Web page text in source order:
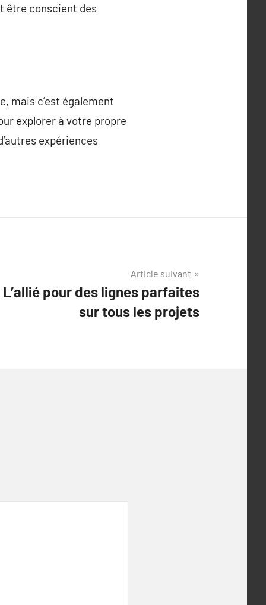
être conscient des
mais c’est également
explorer à votre propre
expériences
Article suivant
pour des lignes parfaites
sur tous les projets